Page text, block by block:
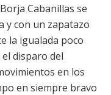
Cabanillas se
y con un zapatazo
la igualada poco
disparo del
en los
en siempre bravo